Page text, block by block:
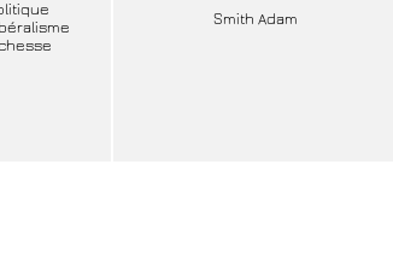
Smith Adam